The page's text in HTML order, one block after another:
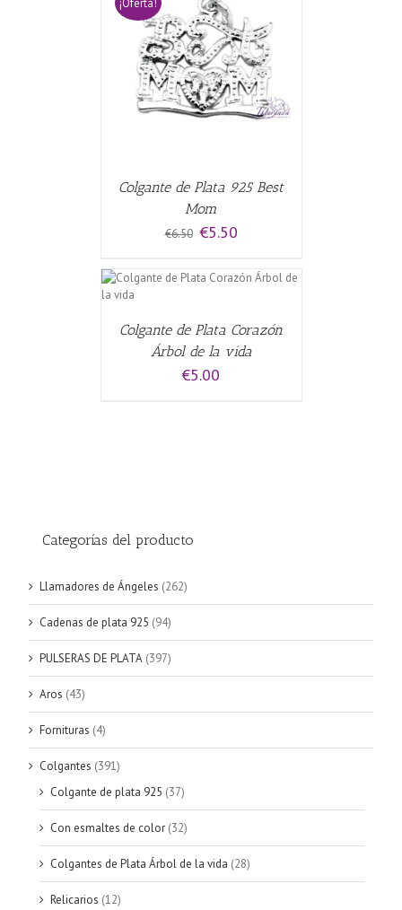
Colgante de Plata 925 Best
Mom
€6.50 El
era:
€5.50El
es:
Colgante de Plata Corazón
Árbol de la vida
€5.00
Categorías del producto
Llamadores de Ángeles (262)
Cadenas de plata 925 (94)
PULSERAS DE PLATA (397)
Aros (43)
Fornituras (4)
Colgantes (391)
Colgante de plata 925 (37)
Con esmaltes de color (32)
Colgantes de Plata Árbol de la vida (28)
Relicarios (12)